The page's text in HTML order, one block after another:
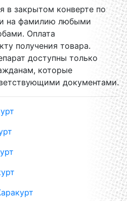
в закрытом конверте по
на фамилию любыми
Оплата
получения товара.
доступны только
которые
документами.